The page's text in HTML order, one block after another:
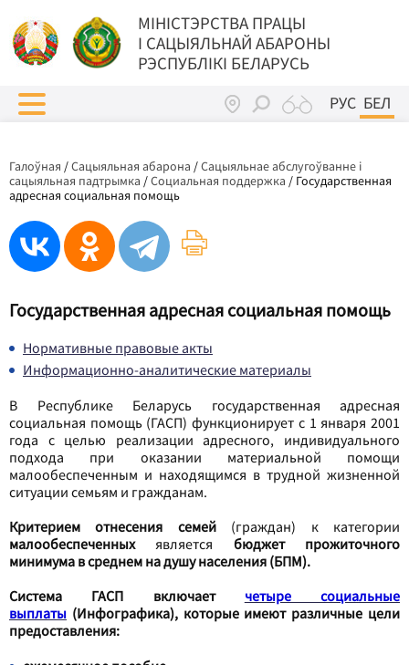
МIНIСТЭРСТВА ПРАЦЫ
I САЦЫЯЛЬНАЙ АБАРОНЫ
РЭСПУБЛІКІ БЕЛАРУСЬ
РУС БЕЛ
Галоўная /Сацыяльная абарона /Сацыяльнае абслугоўванне і
сацыяльная падтрымка /Социальная поддержка / Государственная
адресная социальная помощь
Государственная адресная социальная помощь
Нормативные правовые акты
Информационно-аналитические материалы
В Республике Беларусь государственная адресная
социальная помощь (ГАСП) функционирует с 1 января 2001
года с целью реализации адресного, индивидуального
подхода при оказании материальной помощи
малообеспеченным и находящимся в трудной жизненной
ситуации семьям и гражданам.
Критерием отнесения семей(граждан) к категории
малообеспеченныхявляется бюджет прожиточного
минимума в среднем на душу населения (БПМ).
Система ГАСП включает четыре социальные
выплаты (Инфографика), которые имеют различные цели
предоставления: